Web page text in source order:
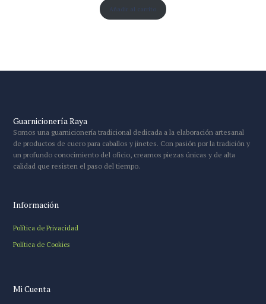
Añadir al carrito
Guarnicionería Raya
Somos una guarnicionería tradicional dedicada a la elaboración artesanal
de productos de cuero para caballos y jinetes. Con pasión por la tradición y
un profundo conocimiento del oficio, creamos piezas únicas y de alta
calidad que resisten el paso del tiempo.
Información
Política de Privacidad
Política de Cookies
Mi Cuenta